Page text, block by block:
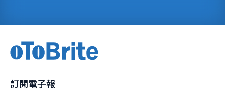
訂閱電子報